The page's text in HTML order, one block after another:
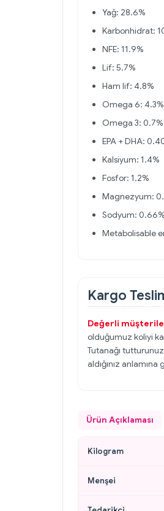
Yağ: 28.6%
Karbonhidrat:
NFE: 11.9%
Lif: 5.7%
Ham lif: 4.8%
Omega 6: 4.3%
Omega 3: 0.7%
EPA + DHA:
Kalsiyum: 1.4%
Fosfor: 1.2%
Magnezyum:
Sodyum: 0.66%
Metabolisable
Kargo
Değerli
olduğumuz koliyi
Tutanağı
aldığınız
Ürün Açıklaması
Kilogram
Menşei